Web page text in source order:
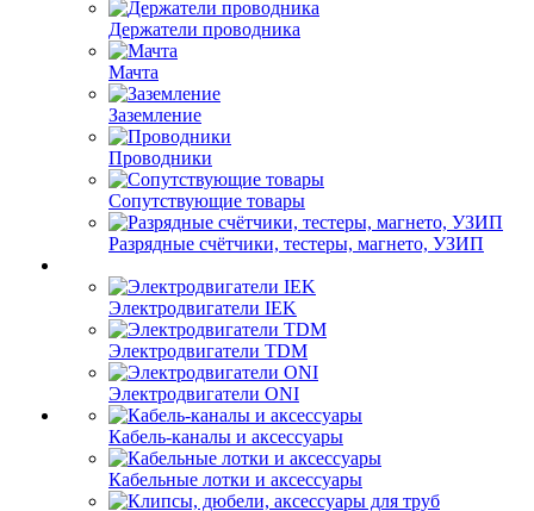
Держатели проводника
Мачта
Заземление
Проводники
Сопутствующие товары
Разрядные счётчики, тестеры, магнето, УЗИП
Электродвигатели IEK
Электродвигатели TDM
Электродвигатели ONI
Кабель-каналы и аксессуары
Кабельные лотки и аксессуары